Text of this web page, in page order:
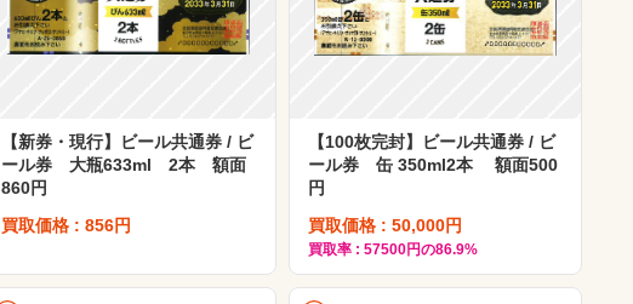
【新券・現行】ビール共通券 / ビ
ール券 大瓶633ml 2本 額面
860円
買取価格 : 856円
【100枚完封】ビール共通券 / ビ
ール券 缶 350ml2本 額面500
円
買取価格 : 50,000円
買取率 : 57500円の86.9%